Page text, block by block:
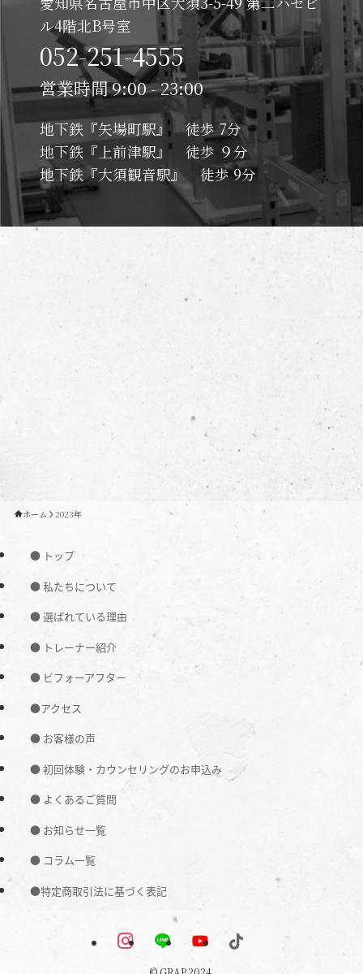
ル4階北B号室
052-251-4555
営業時間 9:00 - 23:00
地下鉄『矢場町駅』 徒歩 7分
地下鉄『上前津駅』 徒歩 ９分
地下鉄『大須観音駅』 徒歩 9分
ホーム 2023年
● トップ
● 私たちについて
● 選ばれている理由
● トレーナー紹介
● ビフォーアフター
●アクセス
● お客様の声
● 初回体験・カウンセリングのお申込み
● よくあるご質問
● お知らせ一覧
● コラム一覧
●特定商取引法に基づく表記